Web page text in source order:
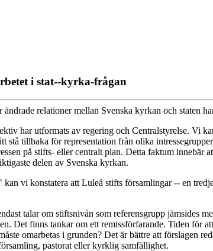
i stat--kyrka-frågan
relationer mellan Svenska kyrkan och staten
har utformats av regering och Centralstyrelse. Vi
stå tillbaka för representation från olika
på stifts- eller centralt plan. Detta faktum
delen av Svenska kyrkan.
vi konstatera att Luleå stifts församlingar -- en
talar om stiftsnivån som referensgrupp jämsides
Det finns tankar om ett remissförfarande. Tiden för
omarbetas i grunden? Det är bättre att förslagen
pastorat eller kyrklig samfällighet.